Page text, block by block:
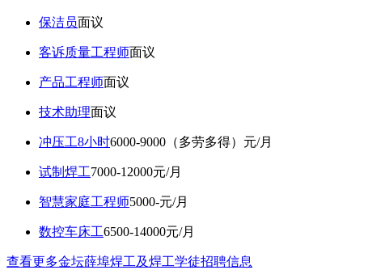
保洁员面议
客诉质量工程师面议
产品工程师面议
技术助理面议
冲压工8小时6000-9000（多劳多得）元/月
试制焊工7000-12000元/月
智慧家庭工程师5000-元/月
数控车床工6500-14000元/月
查看更多金坛薛埠焊工及焊工学徒招聘信息